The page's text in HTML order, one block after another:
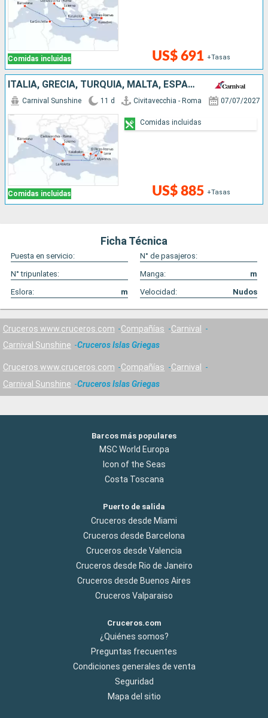
Comidas incluidas US$ 691 +Tasas
ITALIA, GRECIA, TURQUÍA, MALTA, ESPAÑA
Comidas incluidas
Carnival Sunshine 11 d Civitavecchia - Roma 07/07/2027
US$ 885 +Tasas
Comidas incluidas
Ficha Técnica
Puesta en servicio:
N° de pasajeros:
N° tripunlates:
Manga:
m
Eslora:
m Velocidad: Nudos
Cruceros www.cruceros.com Compañías
Carnival
Carnival Sunshine
Cruceros Islas Griegas
Cruceros www.cruceros.com Compañías
Carnival
Carnival Sunshine
Cruceros Islas Griegas
Barcos más populares
MSC World Europa
Icon of the Seas
Costa Toscana
Puerto de salida
Cruceros desde Miami
Cruceros desde Barcelona
Cruceros desde Valencia
Cruceros desde Rio de Janeiro
Cruceros desde Buenos Aires
Cruceros Valparaiso
Cruceros.com
¿Quiénes somos?
Preguntas frecuentes
Condiciones generales de venta
Seguridad
Mapa del sitio